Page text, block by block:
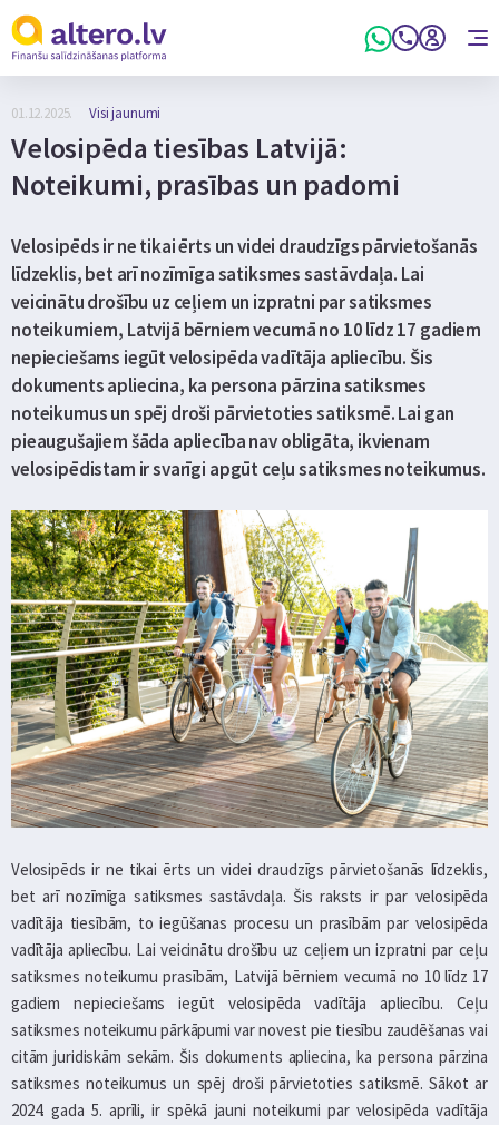
01.12.2025. Visi jaunumi
Velosipēda tiesības Latvijā:
Noteikumi, prasības un padomi
Velosipēds ir ne tikai ērts un videi draudzīgs pārvietošanās
līdzeklis, bet arī nozīmīga satiksmes sastāvdaļa. Lai
veicinātu drošību uz ceļiem un izpratni par satiksmes
noteikumiem, Latvijā bērniem vecumā no 10 līdz 17 gadiem
nepieciešams iegūt velosipēda vadītāja apliecību. Šis
dokuments apliecina, ka persona pārzina satiksmes
noteikumus un spēj droši pārvietoties satiksmē. Lai gan
pieaugušajiem šāda apliecība nav obligāta, ikvienam
velosipēdistam ir svarīgi apgūt ceļu satiksmes noteikumus.
Velosipēds ir ne tikai ērts un videi draudzīgs pārvietošanās līdzeklis,
bet arī nozīmīga satiksmes sastāvdaļa. Šis raksts ir par velosipēda
vadītāja tiesībām, to iegūšanas procesu un prasībām par velosipēda
vadītāja apliecību. Lai veicinātu drošību uz ceļiem un izpratni par ceļu
satiksmes noteikumu prasībām, Latvijā bērniem vecumā no 10 līdz 17
gadiem nepieciešams iegūt velosipēda vadītāja apliecību. Ceļu
satiksmes noteikumu pārkāpumi var novest pie tiesību zaudēšanas vai
citām juridiskām sekām. Šis dokuments apliecina, ka persona pārzina
satiksmes noteikumus un spēj droši pārvietoties satiksmē. Sākot ar
2024. gada 5. aprīli, ir spēkā jauni noteikumi par velosipēda vadītāja